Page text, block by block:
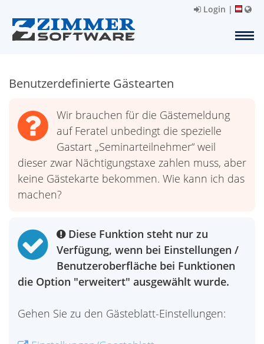
Login |
Benutzerdefinierte Gästearten
Wir brauchen für die Gästemeldung
auf Feratel unbedingt die spezielle
Gastart „Seminarteilnehmer“ weil
dieser zwar Nächtigungstaxe zahlen muss, aber
keine Gästekarte bekommen. Wie kann ich das
machen?
Diese Funktion steht nur zu
Verfügung, wenn bei Einstellungen /
Benutzeroberfläche bei Funktionen
die Option "erweitert" ausgewählt wurde.
Gehen Sie zu den Gästeblatt-Einstellungen: